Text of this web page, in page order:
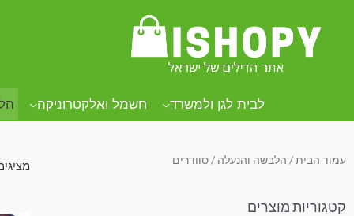
לבית לגן ולמשרד חשמל ואלקטרוניקה
עמוד הבית/ הלבשה והנעלה / סוודרים
קטגוריות מוצרים
מציגים